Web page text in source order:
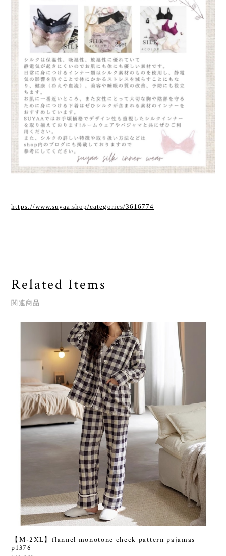
https://www.suyaa.shop/categories/3616774
Related Items
関連商品
【M-2XL】flannel monotone check pattern pajamas
p1376